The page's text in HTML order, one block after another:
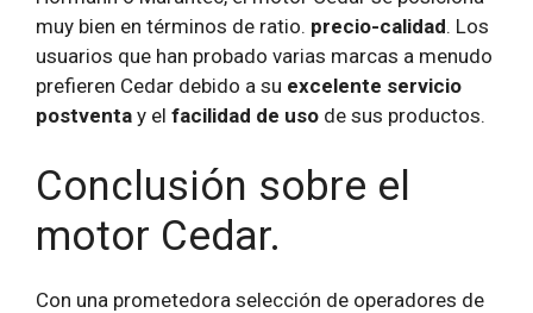
muy bien en términos de ratio. precio-calidad. Los
usuarios que han probado varias marcas a menudo
prefieren Cedar debido a su excelente servicio
postventa y el facilidad de uso de sus productos.
Conclusión sobre el
motor Cedar.
Con una prometedora selección de operadores de